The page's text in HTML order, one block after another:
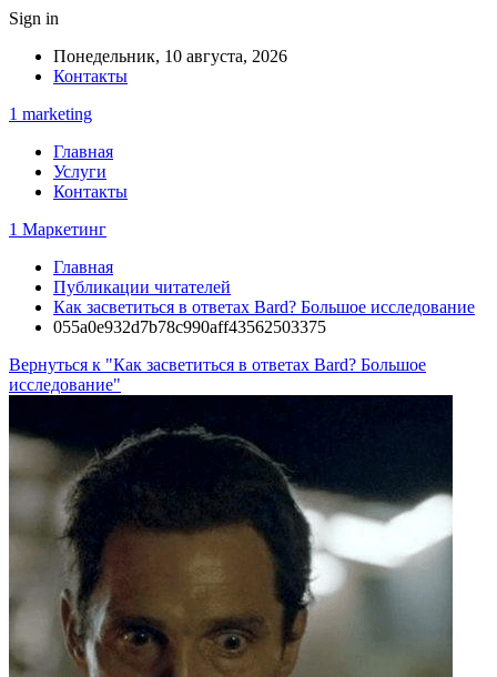
Sign in
Понедельник, 10 августа, 2026
Контакты
1 marketing
Главная
Услуги
Контакты
1 Маркетинг
Главная
Публикации читателей
Как засветиться в ответах Bard? Большое исследование
055a0e932d7b78c990aff43562503375
Вернуться к "Как засветиться в ответах Bard? Большое
исследование"